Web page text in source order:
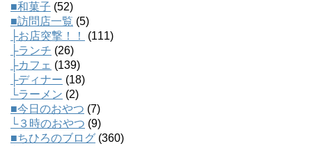
■和菓子 (52)
■訪問店一覧 (5)
├お店突撃！！
(111)
├ランチ (26)
├カフェ (139)
├ディナー (18)
└ラーメン (2)
■今日のおやつ (7)
└３時のおやつ (9)
■ちひろのブログ (360)